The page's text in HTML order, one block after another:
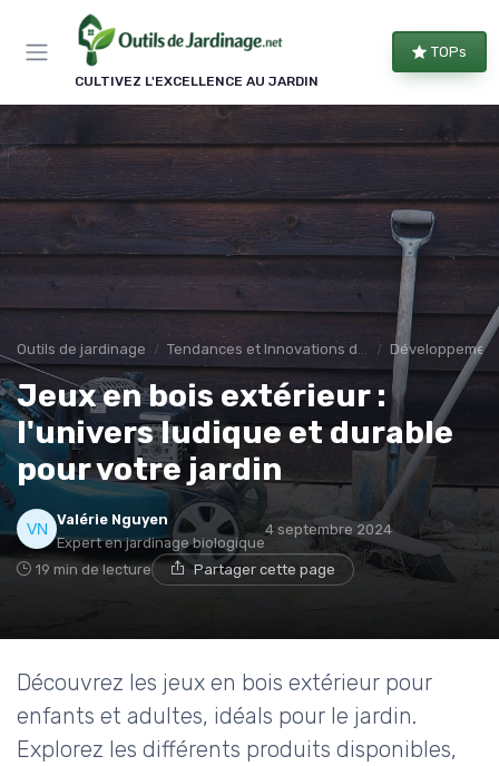
CULTIVEZ L'EXCELLENCE AU JARDIN
TOPs
Outils de jardinage Tendances et Innovations dans les outils de jardinage
Jeux en bois extérieur :
l'univers ludique et durable
pour votre jardin
Valérie Nguyen
Expert en jardinage biologique
4 septembre 2024
19 min de lecture Partager cette page
Découvrez les jeux en bois extérieur pour
enfants et adultes, idéals pour le jardin.
Explorez les différents produits disponibles,
Panneau de gestion des cookies